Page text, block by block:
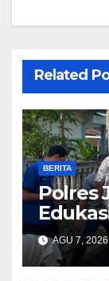
Related
BERITA
Polres
Titik
AGU 7, 2026